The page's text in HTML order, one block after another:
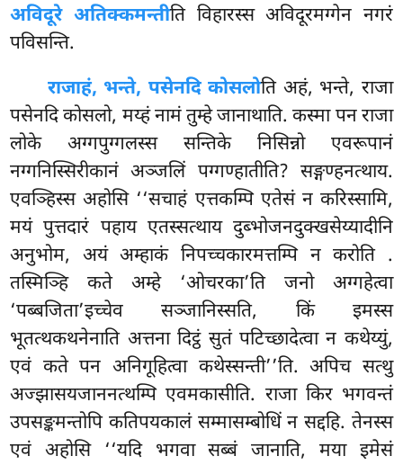
अविदूरे अतिक्कमन्तीति विहारस्स अविदूरमग्गेन नगरं
पविसन्ति.
राजाहं, भन्ते, पसेनदि कोसलोति अहं, भन्ते, राजा
पसेनदि कोसलो, मय्हं नामं तुम्हे जानाथाति. कस्मा पन राजा
लोके अग्गपुग्गलस्स सन्तिके निसिन्नो एवरूपानं
नग्गनिस्सिरीकानं अञ्जलिं पग्गण्हातीति? सङ्गण्हनत्थाय.
एवञ्हिस्स अहोसि ‘‘सचाहं एत्तकम्पि एतेसं न करिस्सामि,
मयं पुत्तदारं पहाय एतस्सत्थाय दुब्भोजनदुक्खसेय्यादीनि
अनुभोम, अयं अम्हाकं निपच्चकारमत्तम्पि न करोति .
तस्मिञ्हि कते अम्हे ‘ओचरका’ति जनो अग्गहेत्वा
‘पब्बजिता’इच्चेव सञ्जानिस्सति, किं इमस्स
भूतत्थकथनेनाति अत्तना दिट्ठं सुतं पटिच्छादेत्वा न कथेय्युं,
एवं कते पन अनिगूहित्वा कथेस्सन्ती’’ति. अपिच सत्थु
अज्झासयजाननत्थम्पि एवमकासीति. राजा किर भगवन्तं
उपसङ्कमन्तोपि कतिपयकालं सम्मासम्बोधिं न सद्दहि. तेनस्स
एवं अहोसि ‘‘यदि भगवा सब्बं जानाति, मया इमेसं